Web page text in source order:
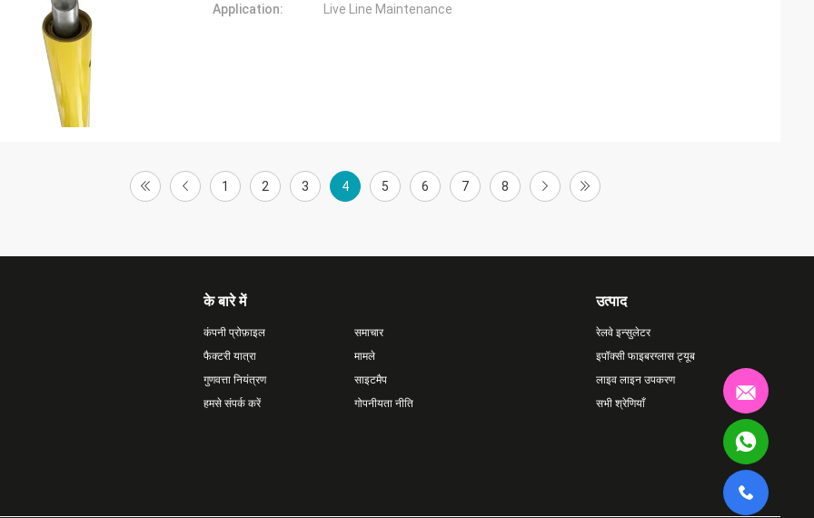
Application:
Live Line Maintenance
1 2 3 4 5 6 7 8
के बारे में
कंपनी प्रोफ़ाइल
फैक्टरी यात्रा
गुणवत्ता नियंत्रण
हमसे संपर्क करें
समाचार
मामले
साइटमैप
गोपनीयता नीति
उत्पाद
रेलवे इन्सुलेटर
इपॉक्सी फाइबरग्लास ट्यूब
लाइव लाइन उपकरण
सभी श्रेणियाँ